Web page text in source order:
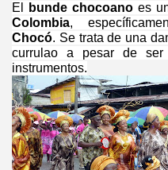
El bunde chocoano es
Colombia,
Chocó. Se trata de una
currulao a pesar de ser
instrumentos.